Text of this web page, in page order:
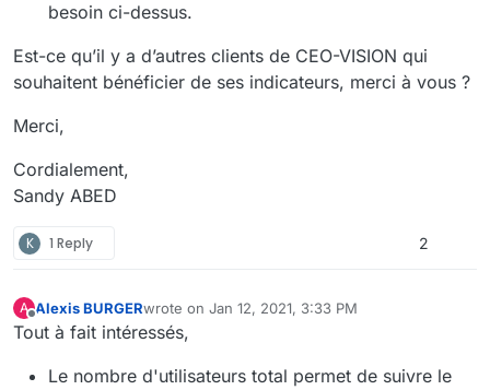
besoin ci-dessus.
Est-ce qu’il y a d’autres clients de CEO-VISION qui
souhaitent bénéficier de ses indicateurs, merci à vous ?
Merci,
Cordialement,
Sandy ABED
K 1 Reply 2
A
Offline
Alexis BURGERwrote on Jan 12, 2021, 3:33 PM
last edited by
Tout à fait intéressés,
Le nombre d'utilisateurs total permet de suivre le